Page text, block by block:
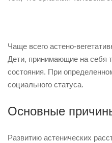
Чаще всего астено-
Дети, принимающие на себя
состояния. При
социального статуса.
Основные
Развитию астенических